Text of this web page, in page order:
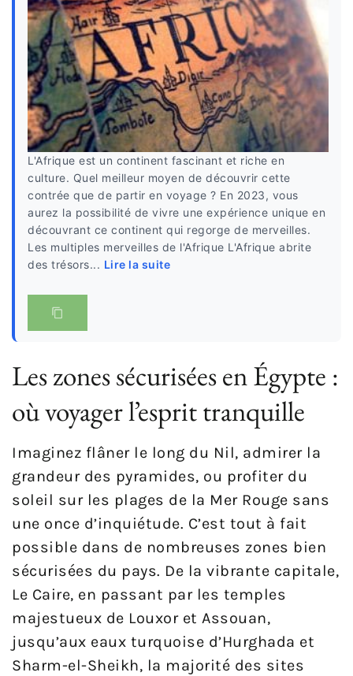
L'Afrique est un continent fascinant et riche en
culture. Quel meilleur moyen de découvrir cette
contrée que de partir en voyage ? En 2023, vous
aurez la possibilité de vivre une expérience unique en
découvrant ce continent qui regorge de merveilles.
Les multiples merveilles de l'Afrique L'Afrique abrite
des trésors... Lire la suite
Les zones sécurisées en Égypte :
où voyager l’esprit tranquille
Imaginez flâner le long du Nil, admirer la
grandeur des pyramides, ou profiter du
soleil sur les plages de la Mer Rouge sans
une once d’inquiétude. C’est tout à fait
possible dans de nombreuses zones bien
sécurisées du pays. De la vibrante capitale,
Le Caire, en passant par les temples
majestueux de Louxor et Assouan,
jusqu’aux eaux turquoise d’Hurghada et
Sharm-el-Sheikh, la majorité des sites